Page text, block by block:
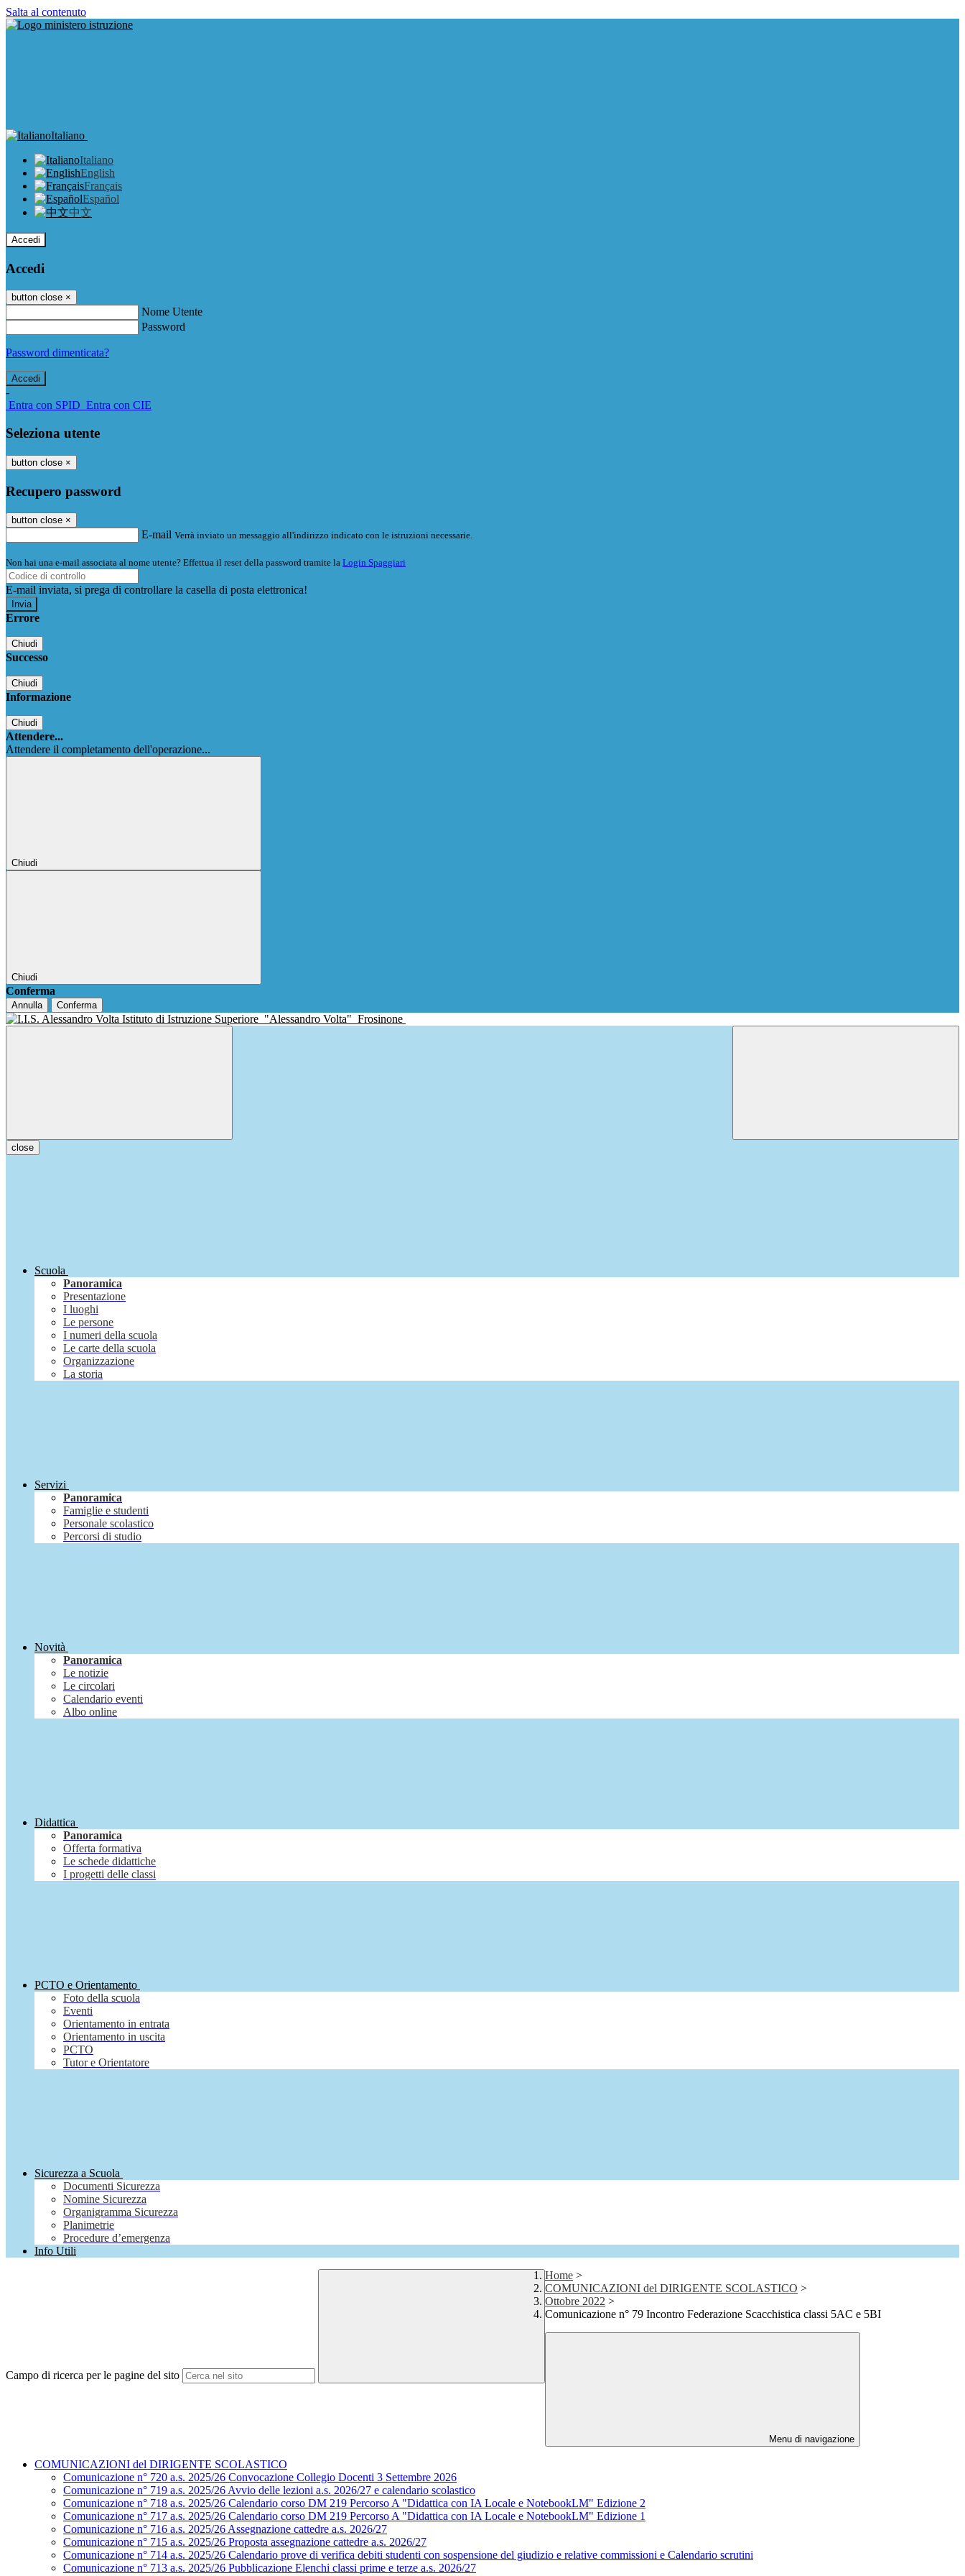
Salta al contenuto
Italiano
Italiano
English
Français
Español
中文
Accedi
Accedi
button close ×
Nome Utente
Password
Password dimenticata?
-
Entra con SPID Entra con CIE
Seleziona utente
button close ×
Recupero password
button close ×
E-mail Verrà inviato un messaggio all'indirizzo indicato con le istruzioni necessarie.
Non hai una e-mail associata al nome utente? Effettua il reset della password tramite la Login Spaggiari
E-mail inviata, si prega di controllare la casella di posta elettronica!
Errore
Chiudi
Successo
Chiudi
Informazione
Chiudi
Attendere...
Attendere il completamento dell'operazione...
Chiudi
Chiudi
Conferma
Annulla Conferma
Istituto di Istruzione Superiore "Alessandro Volta" Frosinone
close
Scuola
Panoramica
Presentazione
I luoghi
Le persone
I numeri della scuola
Le carte della scuola
Organizzazione
La storia
Servizi
Panoramica
Famiglie e studenti
Personale scolastico
Percorsi di studio
Novità
Panoramica
Le notizie
Le circolari
Calendario eventi
Albo online
Didattica
Panoramica
Offerta formativa
Le schede didattiche
I progetti delle classi
PCTO e Orientamento
Foto della scuola
Eventi
Orientamento in entrata
Orientamento in uscita
PCTO
Tutor e Orientatore
Sicurezza a Scuola
Documenti Sicurezza
Nomine Sicurezza
Organigramma Sicurezza
Planimetrie
Procedure d’emergenza
Info Utili
Campo di ricerca per le pagine del sito
Home >
COMUNICAZIONI del DIRIGENTE SCOLASTICO >
Ottobre 2022 >
Comunicazione n° 79 Incontro Federazione Scacchistica classi 5AC e 5BI
Menu di navigazione
COMUNICAZIONI del DIRIGENTE SCOLASTICO
Comunicazione n° 720 a.s. 2025/26 Convocazione Collegio Docenti 3 Settembre 2026
Comunicazione n° 719 a.s. 2025/26 Avvio delle lezioni a.s. 2026/27 e calendario scolastico
Comunicazione n° 718 a.s. 2025/26 Calendario corso DM 219 Percorso A "Didattica con IA Locale e NotebookLM" Edizione 2
Comunicazione n° 717 a.s. 2025/26 Calendario corso DM 219 Percorso A "Didattica con IA Locale e NotebookLM" Edizione 1
Comunicazione n° 716 a.s. 2025/26 Assegnazione cattedre a.s. 2026/27
Comunicazione n° 715 a.s. 2025/26 Proposta assegnazione cattedre a.s. 2026/27
Comunicazione n° 714 a.s. 2025/26 Calendario prove di verifica debiti studenti con sospensione del giudizio e relative commissioni e Calendario scrutini
Comunicazione n° 713 a.s. 2025/26 Pubblicazione Elenchi classi prime e terze a.s. 2026/27